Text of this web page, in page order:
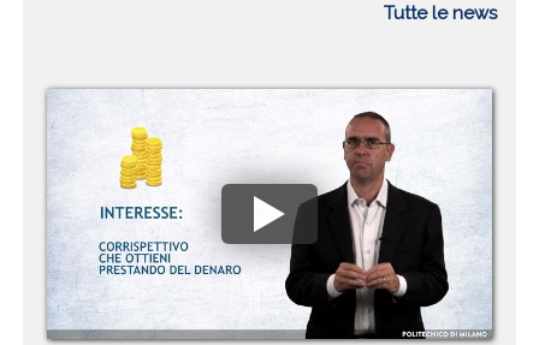
Tutte le news